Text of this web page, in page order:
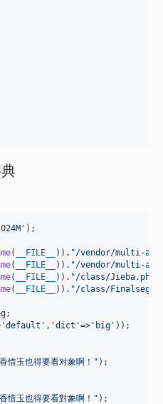
' );
( __FILE__ )). "/vendor/multi-
( __FILE__ )). "/vendor/multi-
( __FILE__ )). "/class/Jieba.php
( __FILE__ )). "/class/
;
'default ' , 'dict '=> ' big ' ));
惜玉也得要看对象啊！ "
惜玉也得要看對象啊！ "